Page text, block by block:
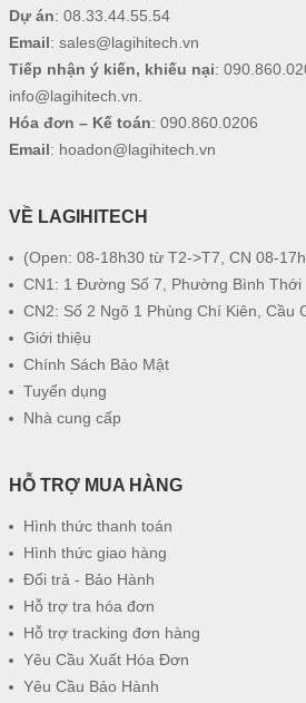
Dự án: 08.33.44.55.54
Email: sales@lagihitech.vn
Tiếp nhận ý kiến, khiếu nại:
info@lagihitech.vn.
Hóa đơn – Kế toán: 090.860.0206
Email: hoadon@lagihitech.vn
VỀ LAGIHITECH
(Open: 08-18h30 từ T2->T7, CN 08-
CN1: 1 Đường Số 7, Phường Bình Thới
CN2: Số 2 Ngõ 1 Phùng Chí Kiên, Cầu
Giới thiệu
Chính Sách Bảo Mật
Tuyển dụng
Nhà cung cấp
HỖ TRỢ MUA HÀNG
Hình thức thanh toán
Hình thức giao hàng
Đổi trả - Bảo Hành
Hỗ trợ tra hóa đơn
Hỗ trợ tracking đơn hàng
Yêu Cầu Xuất Hóa Đơn
Yêu Cầu Bảo Hành